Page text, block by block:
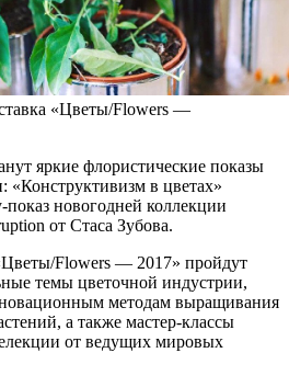
«Цветы/Flowers —
яркие флористические показы
«Конструктивизм в цветах»
новогодней коллекции
от Стаса Зубова.
Flowers — 2017» пройдут
темы цветочной индустрии,
методам выращивания
а также мастер-классы
от ведущих мировых